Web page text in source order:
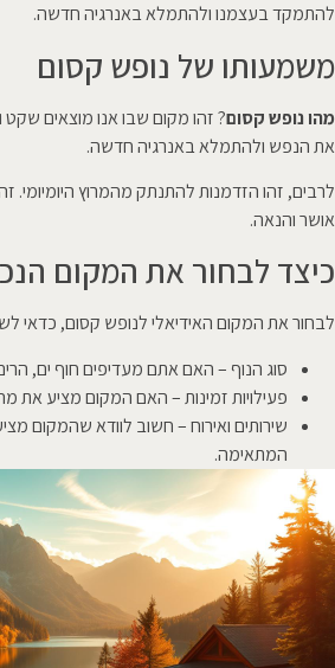
להתמקד בעצמנו ולהתמלא באנרגיה חדשה.
משמעותו של נופש קסום
מהו נופש קסום? זהו מקום שבו אנו מוצאים שקט
את הנפש ולהתמלא באנרגיה חדשה.
לרבים, זהו הזדמנות להתנתק מהמרוץ
אושר והנאה.
כיצד לבחור את המקום
לבחור את המקום האידיאלי לנופש קסום, כדאי
סוג הנוף – האם אתם מעדיפים חוף ים,
פעילויות זמינות – האם המקום מציע את
שירותים ואירוח – חשוב לוודא שהמקום
המתאימה.